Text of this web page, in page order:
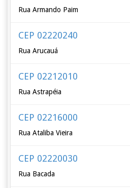
Rua Armando Paim
CEP 02220240
Rua Arucauá
CEP 02212010
Rua Astrapéia
CEP 02216000
Rua Ataliba Vieira
CEP 02220030
Rua Bacada